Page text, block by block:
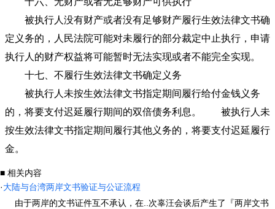
被执行人没有财产或者没有足够财产履行生效法律文书确
定义务的，人民法院可能对未履行的部分裁定中止执行，申请
执行人的财产权益将可能暂时无法实现或者不能完全实现。
十七、不履行生效法律文书确定义务
被执行人未按生效法律文书指定期间履行给付金钱义务
的，将要支付迟延履行期间的双倍债务利息。 被执行人未
按生效法律文书指定期间履行其他义务的，将要支付迟延履行
金。
■ 相关内容
·大陆与台湾两岸文书验证与公证流程
由于两岸的文书证件互不承认，在..次辜汪会谈后产生了『两岸文书